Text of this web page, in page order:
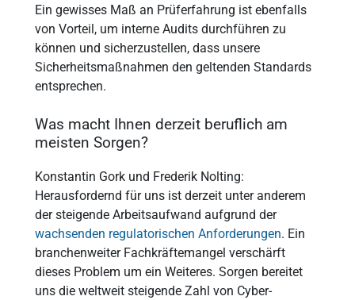
Ein gewisses Maß an Prüferfahrung ist ebenfalls
von Vorteil, um interne Audits durchführen zu
können und sicherzustellen, dass unsere
Sicherheitsmaßnahmen den geltenden Standards
entsprechen.
Was macht Ihnen derzeit beruflich am
meisten Sorgen?
Konstantin Gork und Frederik Nolting:
Herausfordernd für uns ist derzeit unter anderem
der steigende Arbeitsaufwand aufgrund der
wachsenden regulatorischen Anforderungen. Ein
branchenweiter Fachkräftemangel verschärft
dieses Problem um ein Weiteres. Sorgen bereitet
uns die weltweit steigende Zahl von Cyber-